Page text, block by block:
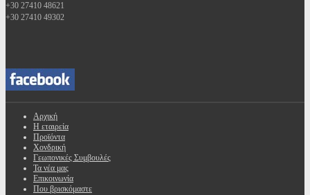
+30 27410 48621
+30 27410 49302
Αρχική
Η εταιρεία
Προϊόντα
Χονδρική
Γεωπονικές Συμβουλές
Τα νέα μας
Επικοινωνία
Που βρισκόμαστε